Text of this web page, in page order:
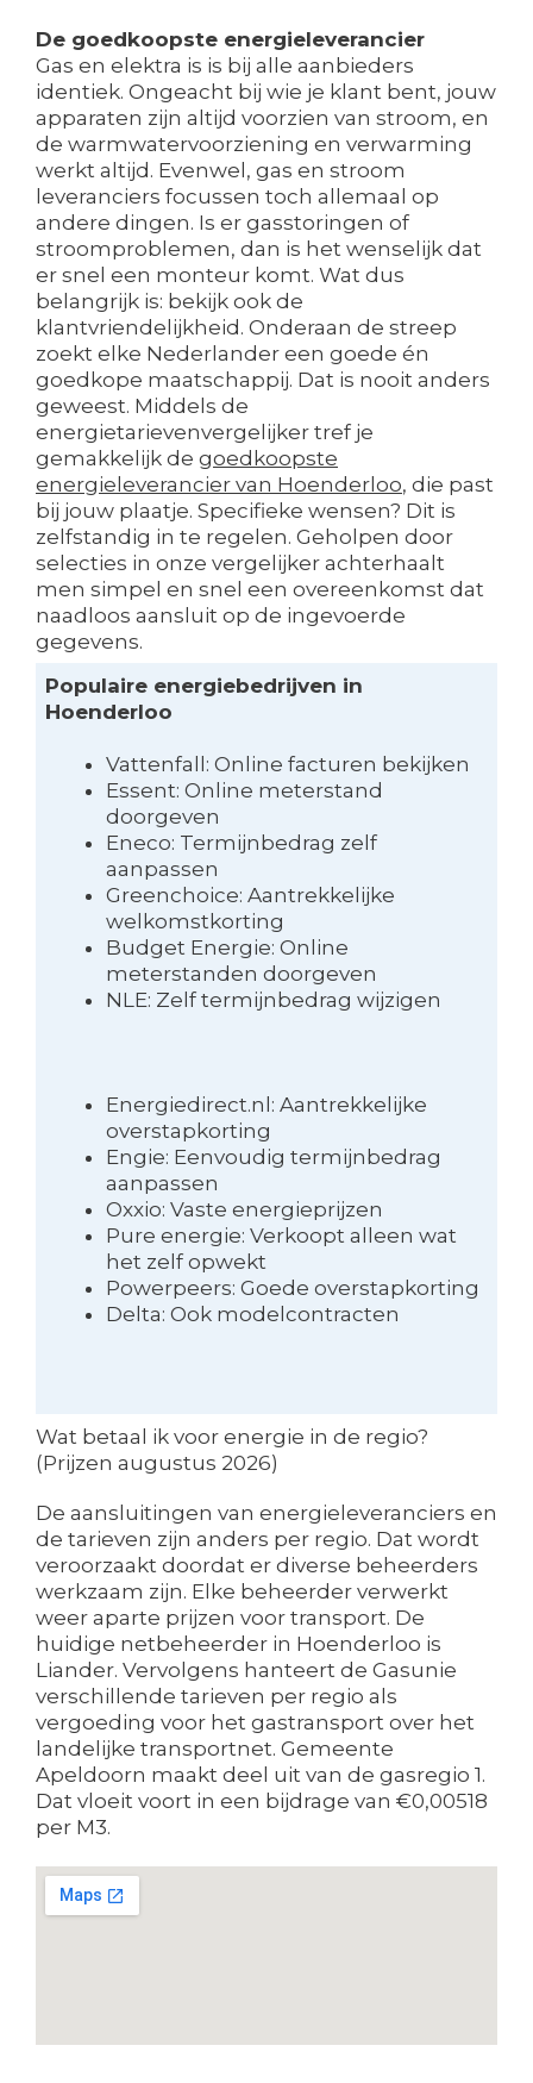
De goedkoopste energieleverancier
Gas en elektra is is bij alle aanbieders
identiek. Ongeacht bij wie je klant bent, jouw
apparaten zijn altijd voorzien van stroom, en
de warmwatervoorziening en verwarming
werkt altijd. Evenwel, gas en stroom
leveranciers focussen toch allemaal op
andere dingen. Is er gasstoringen of
stroomproblemen, dan is het wenselijk dat
er snel een monteur komt. Wat dus
belangrijk is: bekijk ook de
klantvriendelijkheid. Onderaan de streep
zoekt elke Nederlander een goede én
goedkope maatschappij. Dat is nooit anders
geweest. Middels de
energietarievenvergelijker tref je
gemakkelijk de goedkoopste
energieleverancier van Hoenderloo, die past
bij jouw plaatje. Specifieke wensen? Dit is
zelfstandig in te regelen. Geholpen door
selecties in onze vergelijker achterhaalt
men simpel en snel een overeenkomst dat
naadloos aansluit op de ingevoerde
gegevens.
Populaire energiebedrijven in
Hoenderloo
Vattenfall: Online facturen bekijken
Essent: Online meterstand
doorgeven
Eneco: Termijnbedrag zelf
aanpassen
Greenchoice: Aantrekkelijke
welkomstkorting
Budget Energie: Online
meterstanden doorgeven
NLE: Zelf termijnbedrag wijzigen
Energiedirect.nl: Aantrekkelijke
overstapkorting
Engie: Eenvoudig termijnbedrag
aanpassen
Oxxio: Vaste energieprijzen
Pure energie: Verkoopt alleen wat
het zelf opwekt
Powerpeers: Goede overstapkorting
Delta: Ook modelcontracten
Wat betaal ik voor energie in de regio?
(Prijzen augustus 2026)
De aansluitingen van energieleveranciers en
de tarieven zijn anders per regio. Dat wordt
veroorzaakt doordat er diverse beheerders
werkzaam zijn. Elke beheerder verwerkt
weer aparte prijzen voor transport. De
huidige netbeheerder in Hoenderloo is
Liander. Vervolgens hanteert de Gasunie
verschillende tarieven per regio als
vergoeding voor het gastransport over het
landelijke transportnet. Gemeente
Apeldoorn maakt deel uit van de gasregio 1.
Dat vloeit voort in een bijdrage van €0,00518
per M3.